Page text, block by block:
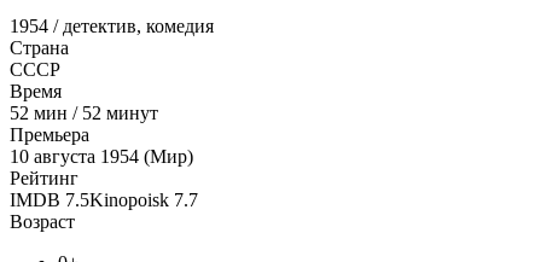
1954 / детектив, комедия
Страна
СССР
Время
52 мин / 52 минут
Премьера
10 августа 1954 (Мир)
Рейтинг
IMDB 7.5Kinopoisk 7.7
Возраст